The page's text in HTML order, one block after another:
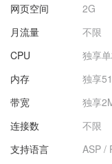
网页空间
2G
月流量
不限
CPU
独享
内存
独享
带宽
独享
连接数
不限
支持语言
ASP /